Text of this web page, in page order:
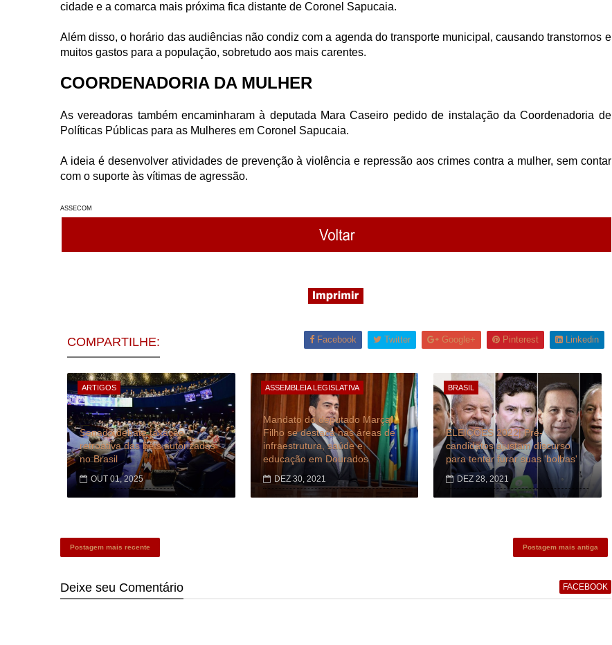
cidade e a comarca mais próxima fica distante de Coronel Sapucaia.
Além disso, o horário das audiências não condiz com a agenda do transporte municipal, causando transtornos e
muitos gastos para a população, sobretudo aos mais carentes.
COORDENADORIA DA MULHER
As vereadoras também encaminharam à deputada Mara Caseiro pedido de instalação da Coordenadoria de
Políticas Públicas para as Mulheres em Coronel Sapucaia.
A ideia é desenvolver atividades de prevenção à violência e repressão aos crimes contra a mulher, sem contar
com o suporte às vítimas de agressão.
ASSECOM
COMPARTILHE: Facebook Twitter Google+ Pinterest Linkedin
ARTIGOS
Senado debate taxação
retroativa das bets autorizadas
no Brasil
OUT 01, 2025
ASSEMBLEIA LEGISLATIVA
Mandato do deputado Marçal
Filho se destaca nas áreas de
infraestrutura, saúde e
educação em Dourados
DEZ 30, 2021
BRASIL
ELEIÇÕES 2022| Pré-
candidatos ajustam discurso
para tentar furar suas 'bolhas'
DEZ 28, 2021
Postagem mais recente Postagem mais antiga
Deixe seu Comentário FACEBOOK